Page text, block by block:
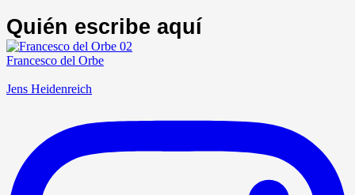
Quién escribe aquí
Francesco del Orbe
Jens Heidenreich